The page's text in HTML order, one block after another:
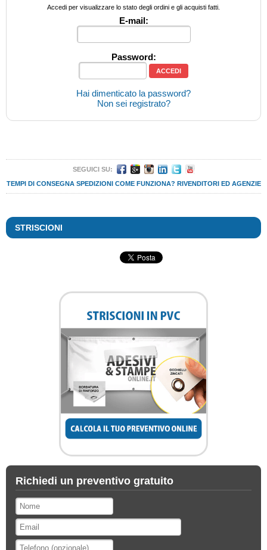
Accedi per visualizzare lo stato degli ordini e gli acquisti fatti.
E-mail:
Password:
Hai dimenticato la password?
Non sei registrato?
SEGUICI SU:
TEMPI DI CONSEGNA SPEDIZIONI COME FUNZIONA? RIVENDITORI ED AGENZIE
STRISCIONI
Richiedi un preventivo gratuito